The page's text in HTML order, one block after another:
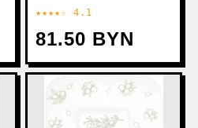
★★★★☆ 4.1
81.50 BYN